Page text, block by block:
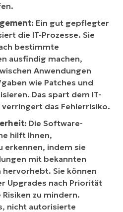
: Ein gut gepflegter
die IT-Prozesse. Sie
bestimmte
ausfindig machen,
Anwendungen
wie Patches und
Das spart dem IT-
verringert das Fehlerrisiko.
: Die Software-
hilft Ihnen,
erkennen, indem sie
mit bekannten
hervorhebt. Sie können
Upgrades nach Priorität
zu mindern.
nicht autorisierte